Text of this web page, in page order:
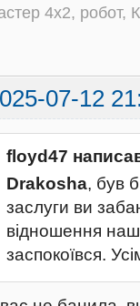
4х2, робот,
07-12
floyd47
Drakosha, був
заслуги ви
відношення
заспокоївся.